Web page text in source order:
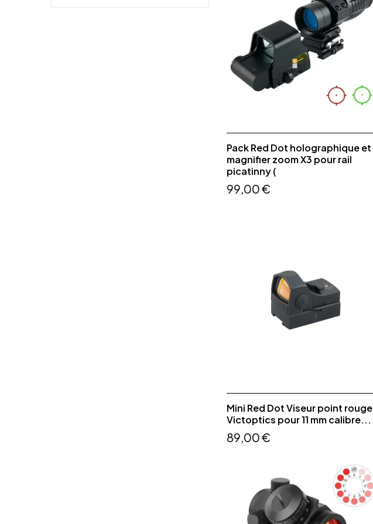
Pack Red Dot holographique et
magnifier zoom X3 pour rail
picatinny (
99,00 €
Mini Red Dot Viseur point rouge
Victoptics pour 11 mm calibre...
89,00 €